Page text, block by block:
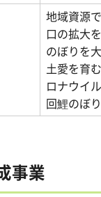
地域資源
口の拡大
のぼりを
土愛を育
ロナウイ
回鯉のぼ
事業